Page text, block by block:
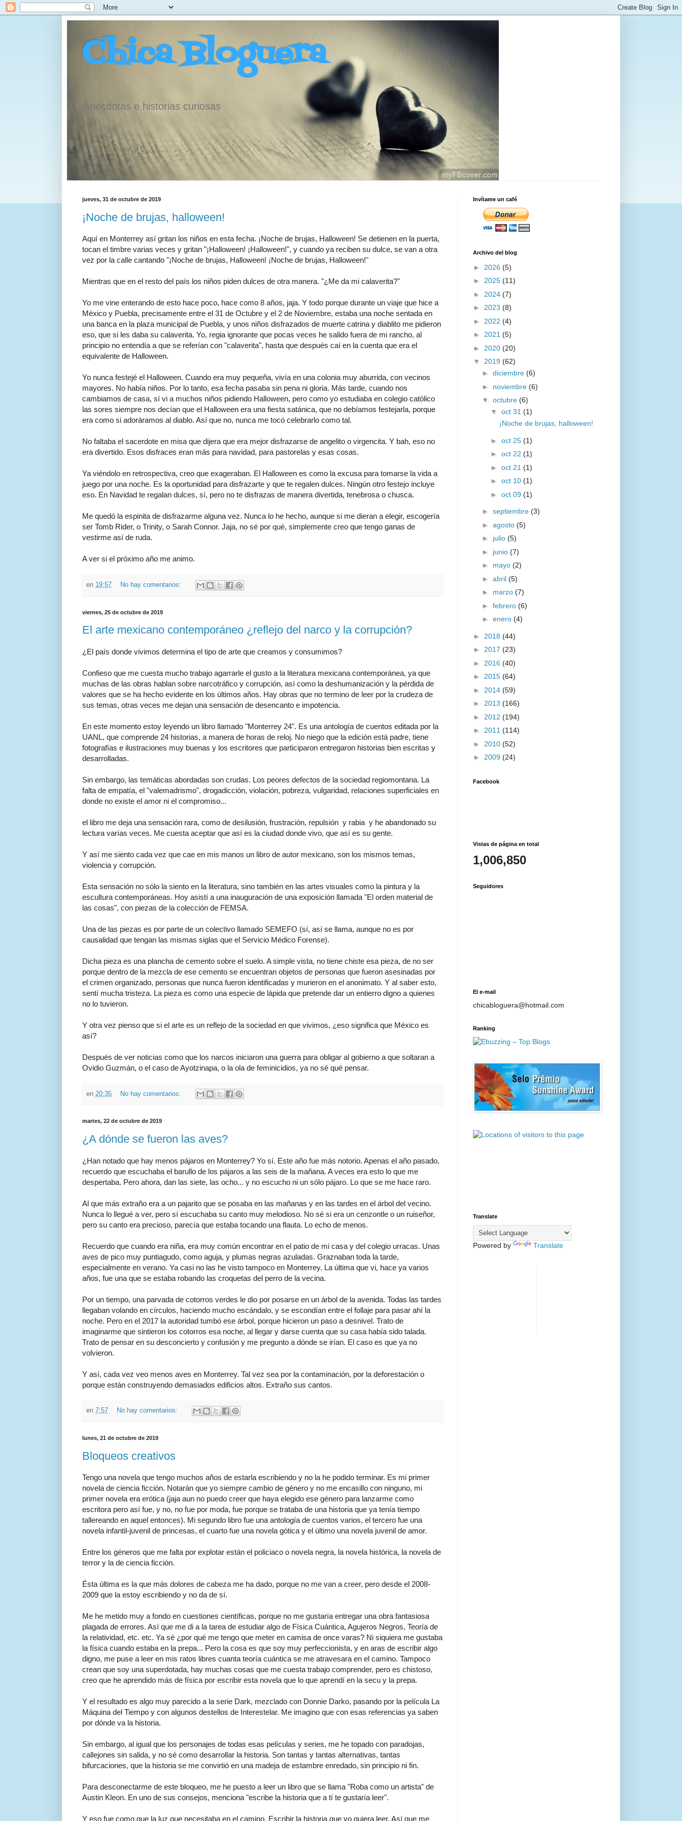
Chica Bloguera
Anécdotas e historias curiosas
jueves, 31 de octubre de 2019
¡Noche de brujas, halloween!
Aquí en Monterrey así gritan los niños en esta fecha. ¡Noche de brujas, Halloween! Se detienen en la puerta,
tocan el timbre varias veces y gritan "¡Halloween! ¡Halloween!", y cuando ya reciben su dulce, se van a otra
vez por la calle cantando "¡Noche de brujas, Halloween! ¡Noche de brujas, Halloween!"
Mientras que en el resto del país los niños piden dulces de otra manera. "¿Me da mi calaverita?"
Yo me vine enterando de esto hace poco, hace como 8 años, jaja. Y todo porque durante un viaje que hice a
México y Puebla, precisamente entre el 31 de Octubre y el 2 de Noviembre, estaba una noche sentada en
una banca en la plaza municipal de Puebla, y unos niños disfrazados de muerte catrina y diablito me pidieron
eso, que si les daba su calaverita. Yo, regia ignorante que pocas veces he salido fuera de mi rancho, al
principio no entendía a que se referían con "calaverita", hasta que después caí en la cuenta que era el
equivalente de Halloween.
Yo nunca festejé el Halloween. Cuando era muy pequeña, vivía en una colonia muy aburrida, con vecinos
mayores. No había niños. Por lo tanto, esa fecha pasaba sin pena ni gloria. Más tarde, cuando nos
cambiamos de casa, sí vi a muchos niños pidiendo Halloween, pero como yo estudiaba en colegio católico
las sores siempre nos decían que el Halloween era una fiesta satánica, que no debíamos festejarla, porque
era como si adoráramos al diablo. Así que no, nunca me tocó celebrarlo como tal.
No faltaba el sacerdote en misa que dijera que era mejor disfrazarse de angelito o virgencita. Y bah, eso no
era divertido. Esos disfraces eran más para navidad, para pastorelas y esas cosas.
Ya viéndolo en retrospectiva, creo que exageraban. El Halloween es como la excusa para tomarse la vida a
juego por una noche. Es la oportunidad para disfrazarte y que te regalen dulces. Ningún otro festejo incluye
eso. En Navidad te regalan dulces, sí, pero no te disfrazas de manera divertida, tenebrosa o chusca.
Me quedó la espinita de disfrazarme alguna vez. Nunca lo he hecho, aunque si me dieran a elegir, escogería
ser Tomb Rider, o Trinity, o Sarah Connor. Jaja, no sé por qué, simplemente creo que tengo ganas de
vestirme así de ruda.
A ver si el próximo año me animo.
en 19:57 No hay comentarios:
viernes, 25 de octubre de 2019
El arte mexicano contemporáneo ¿reflejo del narco y la corrupción?
¿El país donde vivimos determina el tipo de arte que creamos y consumimos?
Confieso que me cuesta mucho trabajo agarrarle el gusto a la literatura mexicana contemporánea, ya que
muchas de las obras hablan sobre narcotráfico y corrupción, así como la deshumanización y la pérdida de
valores que se ha hecho evidente en los últimos años. Hay obras que no termino de leer por la crudeza de
sus temas, otras veces me dejan una sensación de desencanto e impotencia.
En este momento estoy leyendo un libro llamado "Monterrey 24". Es una antología de cuentos editada por la
UANL, que comprende 24 historias, a manera de horas de reloj. No niego que la edición está padre, tiene
fotografías e ilustraciones muy buenas y los escritores que participaron entregaron historias bien escritas y
desarrolladas.
Sin embargo, las temáticas abordadas son crudas. Los peores defectos de la sociedad regiomontana. La
falta de empatía, el "valemadrismo", drogadicción, violación, pobreza, vulgaridad, relaciones superficiales en
donde no existe el amor ni el compromiso...
el libro me deja una sensación rara, como de desilusión, frustración, repulsión y rabia y he abandonado su
lectura varías veces. Me cuesta aceptar que así es la ciudad donde vivo, que así es su gente.
Y así me siento cada vez que cae en mis manos un libro de autor mexicano, son los mismos temas,
violencia y corrupción.
Esta sensación no sólo la siento en la literatura, sino también en las artes visuales como la pintura y la
escultura contemporáneas. Hoy asistí a una inauguración de una exposición llamada "El orden material de
las cosas", con piezas de la colección de FEMSA.
Una de las piezas es por parte de un colectivo llamado SEMEFO (sí, así se llama, aunque no es por
causalidad que tengan las mismas siglas que el Servicio Médico Forense).
Dicha pieza es una plancha de cemento sobre el suelo. A simple vista, no tiene chiste esa pieza, de no ser
porque dentro de la mezcla de ese cemento se encuentran objetos de personas que fueron asesinadas por
el crimen organizado, personas que nunca fueron identificadas y murieron en el anonimato. Y al saber esto,
sentí mucha tristeza. La pieza es como una especie de lápida que pretende dar un entierro digno a quienes
no lo tuvieron.
Y otra vez pienso que si el arte es un reflejo de la sociedad en que vivimos, ¿eso significa que México es
así?
Después de ver noticias como que los narcos iniciaron una guerra para obligar al gobierno a que soltaran a
Ovidio Guzmán, o el caso de Ayotzinapa, o la ola de feminicidios, ya no sé qué pensar.
en 20:35 No hay comentarios:
martes, 22 de octubre de 2019
¿A dónde se fueron las aves?
¿Han notado que hay menos pájaros en Monterrey? Yo sí. Este año fue más notorio. Apenas el año pasado,
recuerdo que escuchaba el barullo de los pájaros a las seis de la mañana. A veces era esto lo que me
despertaba. Pero ahora, dan las siete, las ocho... y no escucho ni un sólo pájaro. Lo que se me hace raro.
Al que más extraño era a un pajarito que se posaba en las mañanas y en las tardes en el árbol del vecino.
Nunca lo llegué a ver, pero sí escuchaba su canto muy melodioso. No sé si era un cenzontle o un ruiseñor,
pero su canto era precioso, parecía que estaba tocando una flauta. Lo echo de menos.
Recuerdo que cuando era niña, era muy común encontrar en el patio de mi casa y del colegio urracas. Unas
aves de pico muy puntiagudo, como aguja, y plumas negras azuladas. Graznaban toda la tarde,
especialmente en verano. Ya casi no las he visto tampoco en Monterrey. La última que vi, hace ya varios
años, fue una que se estaba robando las croquetas del perro de la vecina.
Por un tiempo, una parvada de cotorros verdes le dio por posarse en un árbol de la avenida. Todas las tardes
llegaban volando en círculos, haciendo mucho escándalo, y se escondían entre el follaje para pasar ahí la
noche. Pero en el 2017 la autoridad tumbó ese árbol, porque hicieron un paso a desnivel. Trato de
imaginarme que sintieron los cotorros esa noche, al llegar y darse cuenta que su casa había sido talada.
Trato de pensar en su desconcierto y confusión y me pregunto a dónde se irían. El caso es que ya no
volvieron.
Y así, cada vez veo menos aves en Monterrey. Tal vez sea por la contaminación, por la deforestación o
porque están construyendo demasiados edificios altos. Extraño sus cantos.
en 7:57 No hay comentarios:
lunes, 21 de octubre de 2019
Bloqueos creativos
Tengo una novela que tengo muchos años de estarla escribiendo y no la he podido terminar. Es mi primer
novela de ciencia ficción. Notarán que yo siempre cambio de género y no me encasillo con ninguno, mi
primer novela era erótica (jaja aun no puedo creer que haya elegido ese género para lanzarme como
escritora pero así fue, y no, no fue por moda, fue porque se trataba de una historia que ya tenía tiempo
tallereando en aquel entonces). Mi segundo libro fue una antología de cuentos varios, el tercero fue una
novela infantil-juvenil de princesas, el cuarto fue una novela gótica y el último una novela juvenil de amor.
Entre los géneros que me falta por explotar están el policiaco o novela negra, la novela histórica, la novela de
terror y la de ciencia ficción.
Ésta última es la que más dolores de cabeza me ha dado, porque no me van a creer, pero desde el 2008-
2009 que la estoy escribiendo y no da de sí.
Me he metido muy a fondo en cuestiones científicas, porque no me gustaría entregar una obra fantasiosa
plagada de errores. Así que me di a la tarea de estudiar algo de Física Cuántica, Agujeros Negros, Teoría de
la relatividad, etc. etc. Ya sé ¿por qué me tengo que meter en camisa de once varas? Ni siquiera me gustaba
la física cuando estaba en la prepa... Pero la cosa es que soy muy perfeccionista, y en aras de escribir algo
digno, me puse a leer en mis ratos libres cuanta teoría cuántica se me atravesara en el camino. Tampoco
crean que soy una superdotada, hay muchas cosas que me cuesta trabajo comprender, pero es chistoso,
creo que he aprendido más de física por escribir esta novela que lo que aprendí en la secu y la prepa.
Y el resultado es algo muy parecido a la serie Dark, mezclado con Donnie Darko, pasando por la película La
Máquina del Tiempo y con algunos destellos de Interestelar. Me imagino que con esas referencias ya saben
por dónde va la historia.
Sin embargo, al igual que los personajes de todas esas películas y series, me he topado con paradojas,
callejones sin salida, y no sé como desarrollar la historia. Son tantas y tantas alternativas, tantas
bifurcaciones, que la historia se me convirtió en una madeja de estambre enredado, sin principio ni fin.
Para desconectarme de este bloqueo, me he puesto a leer un libro que se llama "Roba como un artista" de
Austin Kleon. En uno de sus consejos, menciona "escribe la historia que a tí te gustaría leer".
Y eso fue como que la luz que necesitaba en el camino. Escribir la historia que yo quiera leer. Así que me
Invítame un café
Archivo del blog
► 2026 (5)
► 2025 (11)
► 2024 (7)
► 2023 (8)
► 2022 (4)
► 2021 (5)
► 2020 (20)
▼ 2019 (62)
► diciembre (6)
► noviembre (6)
▼ octubre (6)
▼ oct 31 (1)
¡Noche de brujas, halloween!
► oct 25 (1)
► oct 22 (1)
► oct 21 (1)
► oct 10 (1)
► oct 09 (1)
► septiembre (3)
► agosto (5)
► julio (5)
► junio (7)
► mayo (2)
► abril (5)
► marzo (7)
► febrero (6)
► enero (4)
► 2018 (44)
► 2017 (23)
► 2016 (40)
► 2015 (64)
► 2014 (59)
► 2013 (166)
► 2012 (194)
► 2011 (114)
► 2010 (52)
► 2009 (24)
Facebook
Vistas de página en total
1,006,850
Seguidores
El e-mail
chicabloguera@hotmail.com
Ranking
Translate
Powered by Translate